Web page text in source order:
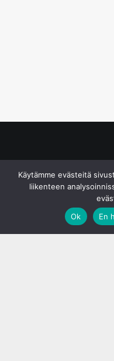
Käytämme evästeitä
liikenteen
Ok
En